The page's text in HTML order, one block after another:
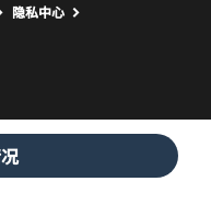
隐私中心